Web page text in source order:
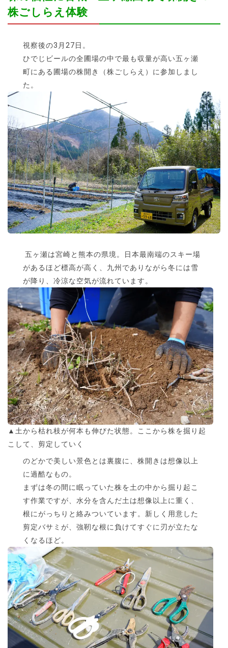
株ごしらえ体験
視察後の3月27日。
ひでじビールの全圃場の中で最も収量が高い五ヶ瀬
町にある圃場の株開き（株ごしらえ）に参加しまし
た。
五ヶ瀬は宮崎と熊本の県境。日本最南端のスキー場
があるほど標高が高く、九州でありながら冬には雪
が降り、冷涼な空気が流れています。
▲土から枯れ枝が何本も伸びた状態。ここから株を掘り起
こして、剪定していく
のどかで美しい景色とは裏腹に、株開きは想像以上
に過酷なもの。
まずは冬の間に眠っていた株を土の中から掘り起こ
す作業ですが、水分を含んだ土は想像以上に重く、
根にがっちりと絡みついています。新しく用意した
剪定バサミが、強靭な根に負けてすぐに刃が立たな
くなるほど。